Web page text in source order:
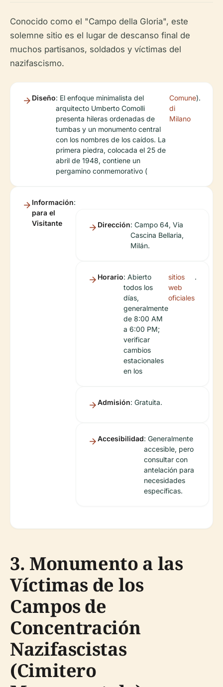
Conocido como el "Campo della Gloria", este
solemne sitio es el lugar de descanso final de
muchos partisanos, soldados y víctimas del
nazifascismo.
Diseño: El enfoque minimalista del
arquitecto Umberto Comolli
presenta hileras ordenadas de
tumbas y un monumento central
con los nombres de los caídos. La
primera piedra, colocada el 25 de
abril de 1948, contiene un
pergamino conmemorativo (
Comune
di
Milano
).
Información
para el
Visitante
:
Dirección: Campo 64, Via
Cascina Bellaria,
Milán.
Horario: Abierto
todos los
días,
generalmente
de 8:00 AM
a 6:00 PM;
verificar
cambios
estacionales
en los
sitios
web
oficiales
.
Admisión: Gratuita.
Accesibilidad: Generalmente
accesible, pero
consultar con
antelación para
necesidades
específicas.
3. Monumento a las
Víctimas de los
Campos de
Concentración
Nazifascistas
(Cimitero